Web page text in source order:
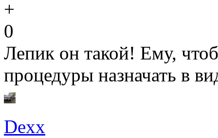
0
Лепик он такой! Ему,
процедуры назначать в
Dexx